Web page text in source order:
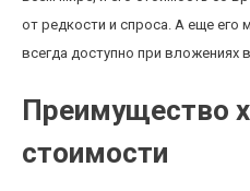
от редкости и спроса. А еще его
всегда доступно при вложениях
Преимущество
стоимости